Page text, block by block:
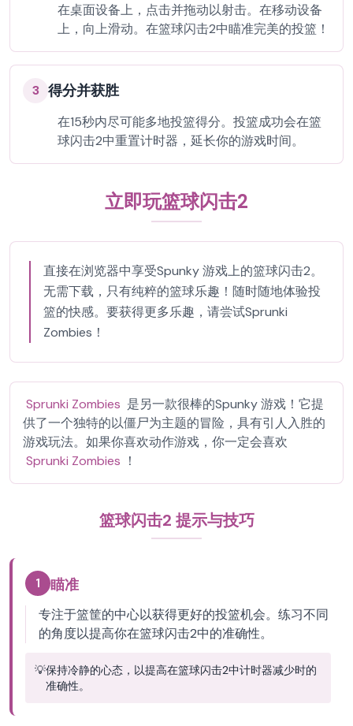
在桌面设备上，点击并拖动以射击。在移动设备
上，向上滑动。在篮球闪击2中瞄准完美的投篮！
3 得分并获胜
在15秒内尽可能多地投篮得分。投篮成功会在篮
球闪击2中重置计时器，延长你的游戏时间。
立即玩篮球闪击2
直接在浏览器中享受Spunky 游戏上的篮球闪击2。
无需下载，只有纯粹的篮球乐趣！随时随地体验投
篮的快感。要获得更多乐趣，请尝试Sprunki
Zombies！
Sprunki Zombies 是另一款很棒的Spunky 游戏！它提
供了一个独特的以僵尸为主题的冒险，具有引人入胜的
游戏玩法。如果你喜欢动作游戏，你一定会喜欢
Sprunki Zombies ！
篮球闪击2 提示与技巧
1 瞄准
专注于篮筐的中心以获得更好的投篮机会。练习不同
的角度以提高你在篮球闪击2中的准确性。
💡保持冷静的心态，以提高在篮球闪击2中计时器减少时的
准确性。